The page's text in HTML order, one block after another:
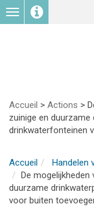
Toggle
navigation
Accueil > Actions >
zuinige en
drinkwaterfonteinen
Accueil Handelen
De mogelijkheden
duurzame
voor buiten